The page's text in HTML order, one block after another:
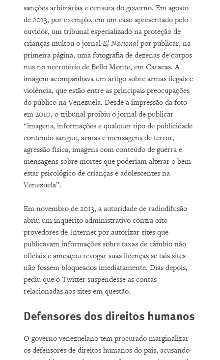
sanções arbitrárias e censura do governo. Em agosto
de 2013, por exemplo, em um caso apresentado pelo
ouvidor, um tribunal especializado na proteção de
crianças multou o jornal El Nacional por publicar, na
primeira página, uma fotografia de dezenas de corpos
nus no necrotério de Bello Monte, em Caracas. A
imagem acompanhava um artigo sobre armas ilegais e
violência, que estão entre as principais preocupações
do público na Venezuela. Desde a impressão da foto
em 2010, o tribunal proibiu o jornal de publicar
“imagens, informações e qualquer tipo de publicidade
contendo sangue, armas e mensagens de terror,
agressão física, imagens com conteúdo de guerra e
mensagens sobre mortes que poderiam alterar o bem-
estar psicológico de crianças e adolescentes na
Venezuela”.
Em novembro de 2013, a autoridade de radiodifusão
abriu um inquérito administrativo contra oito
provedores de Internet por autorizar sites que
publicavam informações sobre taxas de câmbio não
oficiais e ameaçou revogar suas licenças se tais sites
não fossem bloqueados imediatamente. Dias depois,
pediu que o Twitter suspendesse as contas
relacionadas aos sites em questão.
Defensores dos direitos humanos
O governo venezuelano tem procurado marginalizar
os defensores de direitos humanos do país, acusando-